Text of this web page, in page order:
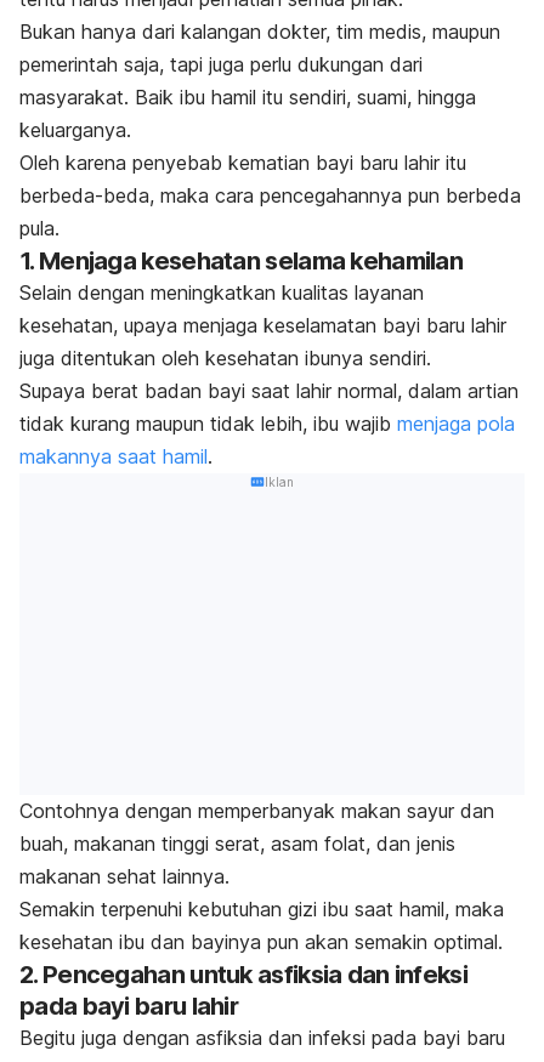
Bukan hanya dari kalangan dokter, tim medis, maupun
pemerintah saja, tapi juga perlu dukungan dari
masyarakat. Baik ibu hamil itu sendiri, suami, hingga
keluarganya.
Oleh karena penyebab kematian bayi baru lahir itu
berbeda-beda, maka cara pencegahannya pun berbeda
pula.
1. Menjaga kesehatan selama kehamilan
Selain dengan meningkatkan kualitas layanan
kesehatan, upaya menjaga keselamatan bayi baru lahir
juga ditentukan oleh kesehatan ibunya sendiri.
Supaya berat badan bayi saat lahir normal, dalam artian
tidak kurang maupun tidak lebih, ibu wajib menjaga pola
makannya saat hamil.
Iklan
Contohnya dengan memperbanyak makan sayur dan
buah, makanan tinggi serat, asam folat, dan jenis
makanan sehat lainnya.
Semakin terpenuhi kebutuhan gizi ibu saat hamil, maka
kesehatan ibu dan bayinya pun akan semakin optimal.
2. Pencegahan untuk asfiksia dan infeksi
pada bayi baru lahir
Begitu juga dengan asfiksia dan infeksi pada bayi baru